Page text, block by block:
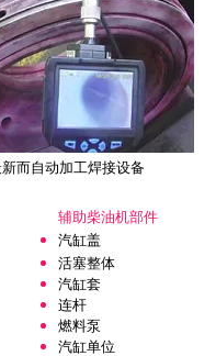
而自动加工焊接设备
辅助柴油机部件
汽缸盖
活塞整体
汽缸套
连杆
燃料泵
汽缸单位